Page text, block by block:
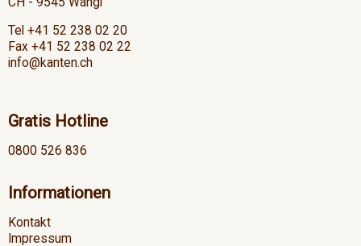
Tel +41 52 238 02 20
Fax +41 52 238 02 22
info@kanten.ch
Gratis Hotline
0800 526 836
Informationen
Kontakt
Impressum